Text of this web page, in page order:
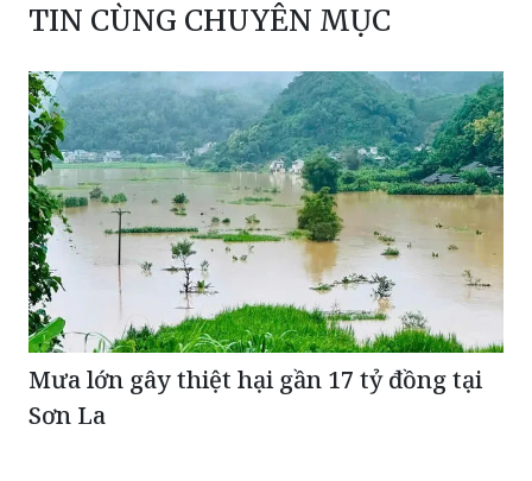
TIN CÙNG CHUYÊN MỤC
Mưa lớn gây thiệt hại gần 17 tỷ đồng tại
Sơn La